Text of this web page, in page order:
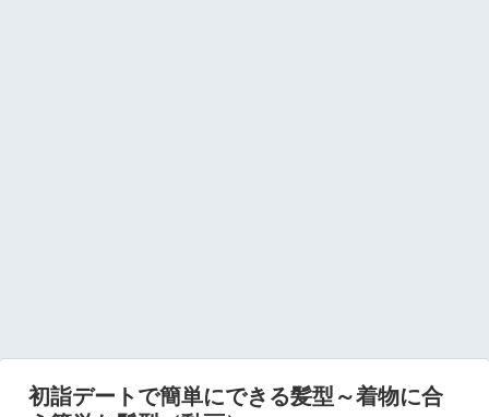
初詣デートで簡単にできる髪型～着物に合